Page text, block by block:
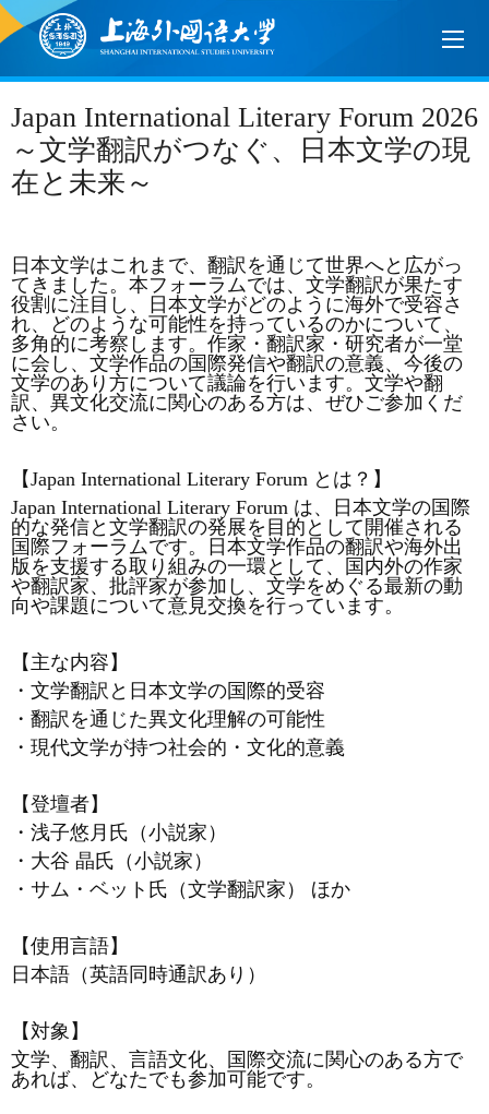
Japan International Literary Forum 2026
～文学翻訳がつなぐ、日本文学の現
在と未来～
日本文学はこれまで、翻訳を通じて世界へと広がっ
てきました。本フォーラムでは、文学翻訳が果たす
役割に注目し、日本文学がどのように海外で受容さ
れ、どのような可能性を持っているのかについて、
多角的に考察します。作家・翻訳家・研究者が一堂
に会し、文学作品の国際発信や翻訳の意義、今後の
文学のあり方について議論を行います。文学や翻
訳、異文化交流に関心のある方は、ぜひご参加くだ
さい。
【Japan International Literary Forum とは？】
Japan International Literary Forum は、日本文学の国際
的な発信と文学翻訳の発展を目的として開催される
国際フォーラムです。日本文学作品の翻訳や海外出
版を支援する取り組みの一環として、国内外の作家
や翻訳家、批評家が参加し、文学をめぐる最新の動
向や課題について意見交換を行っています。
【主な内容】
・文学翻訳と日本文学の国際的受容
・翻訳を通じた異文化理解の可能性
・現代文学が持つ社会的・文化的意義
【登壇者】
・浅子悠月氏（小説家）
・大谷 晶氏（小説家）
・サム・ベット氏（文学翻訳家） ほか
【使用言語】
日本語（英語同時通訳あり）
【対象】
文学、翻訳、言語文化、国際交流に関心のある方で
あれば、どなたでも参加可能です。